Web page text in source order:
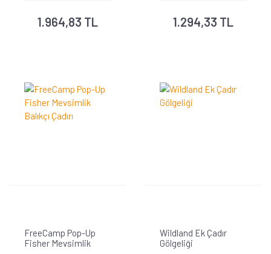
1.964,83 TL 1.294,33 TL
FreeCamp Pop-Up
Fisher Mevsimlik
Wildland Ek Çadır
Gölgeliği